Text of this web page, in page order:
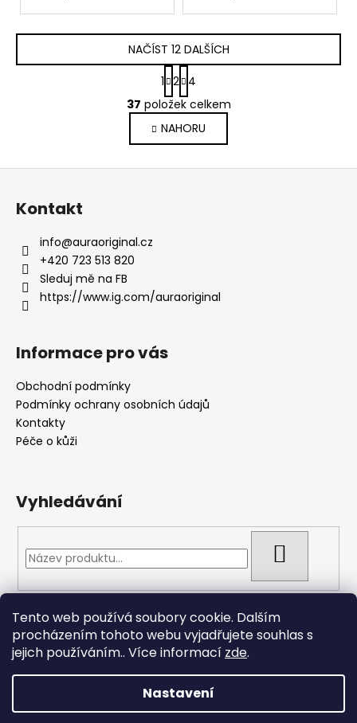
Tento web používá soubory cookie. Dalším
procházením tohoto webu vyjadřujete souhlas s
jejich používáním.. Více informací zde.
Nastavení
O
v
l
á
d
k
y
s
u
NAČÍST 12 DALŠÍCH
S
t
r
á
n
k
o
1 2 4
37 položek celkem
NAHORU
Kontakt
info@auraoriginal.cz
+420 723 513 820
Sleduj mě na FB
https://www.ig.com/auraoriginal
Informace pro vás
Obchodní podmínky
Podmínky ochrany osobních údajů
Kontakty
Péče o kůži
Vyhledávání
Přijímáme online platby